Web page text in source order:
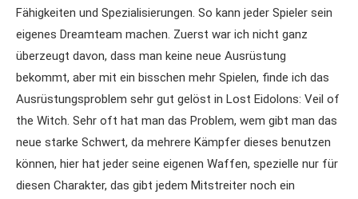
Fähigkeiten und Spezialisierungen. So kann jeder Spieler sein
eigenes Dreamteam machen. Zuerst war ich nicht ganz
überzeugt davon, dass man keine neue Ausrüstung
bekommt, aber mit ein bisschen mehr Spielen, finde ich das
Ausrüstungsproblem sehr gut gelöst in Lost Eidolons: Veil of
the Witch. Sehr oft hat man das Problem, wem gibt man das
neue starke Schwert, da mehrere Kämpfer dieses benutzen
können, hier hat jeder seine eigenen Waffen, spezielle nur für
diesen Charakter, das gibt jedem Mitstreiter noch ein